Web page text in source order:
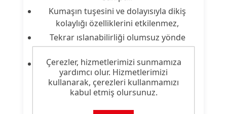
Kumaşın tuşesini ve dolayısıyla dikiş
kolaylığı özelliklerini etkilenmez,
Tekrar ıslanabilirliği olumsuz yönde
etkilemez.
Formaldehit içermez.
Çerezler, hizmetlerimizi sunmamıza
yardımcı olur. Hizmetlerimizi
kullanarak, çerezleri kullanmamızı
kabul etmiş olursunuz.